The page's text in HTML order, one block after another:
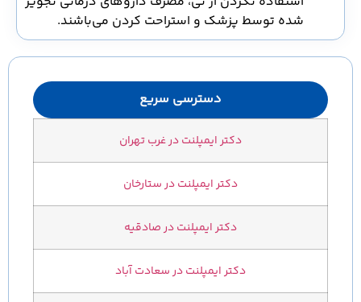
شده توسط پزشک و استراحت کردن می‌باشند.
دسترسی سریع
دکتر ایمپلنت در غرب تهران
دکتر ایمپلنت در ستارخان
دکتر ایمپلنت در صادقیه
دکتر ایمپلنت در سعادت آباد